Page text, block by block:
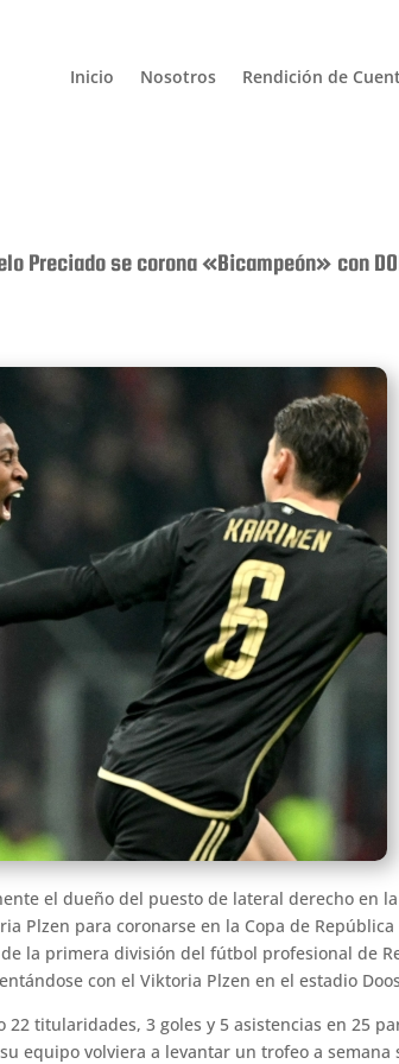
Inicio Nosotros Rendición de
Preciado se corona «Bicampeón» con
el dueño del puesto de lateral derecho en
Plzen para coronarse en la Copa de República
la primera división del fútbol profesional de
con el Viktoria Plzen en el estadio
titularidades, 3 goles y 5 asistencias en 25
equipo volviera a levantar un trofeo a semana